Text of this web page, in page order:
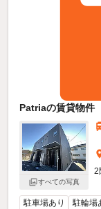
Patriaの賃貸物件
すべての写真
2
駐車場あり 駐輪場